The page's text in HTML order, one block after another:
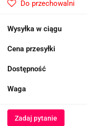
Do przechowalni
Wysyłka w ciągu
Cena przesyłki
Dostępność
Waga
Zadaj pytanie